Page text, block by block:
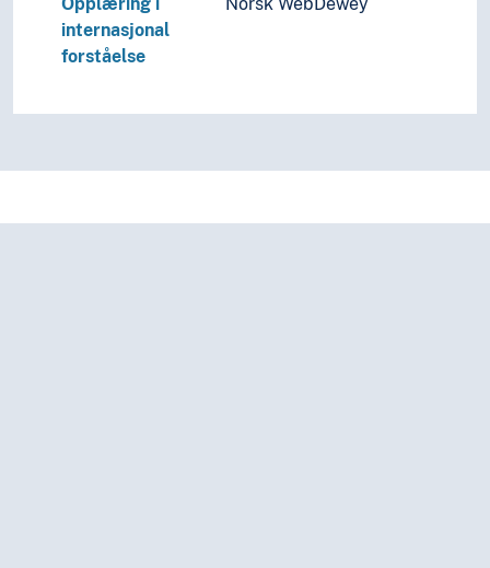
Opplæring i
internasjonal
forståelse
Norsk WebDewey